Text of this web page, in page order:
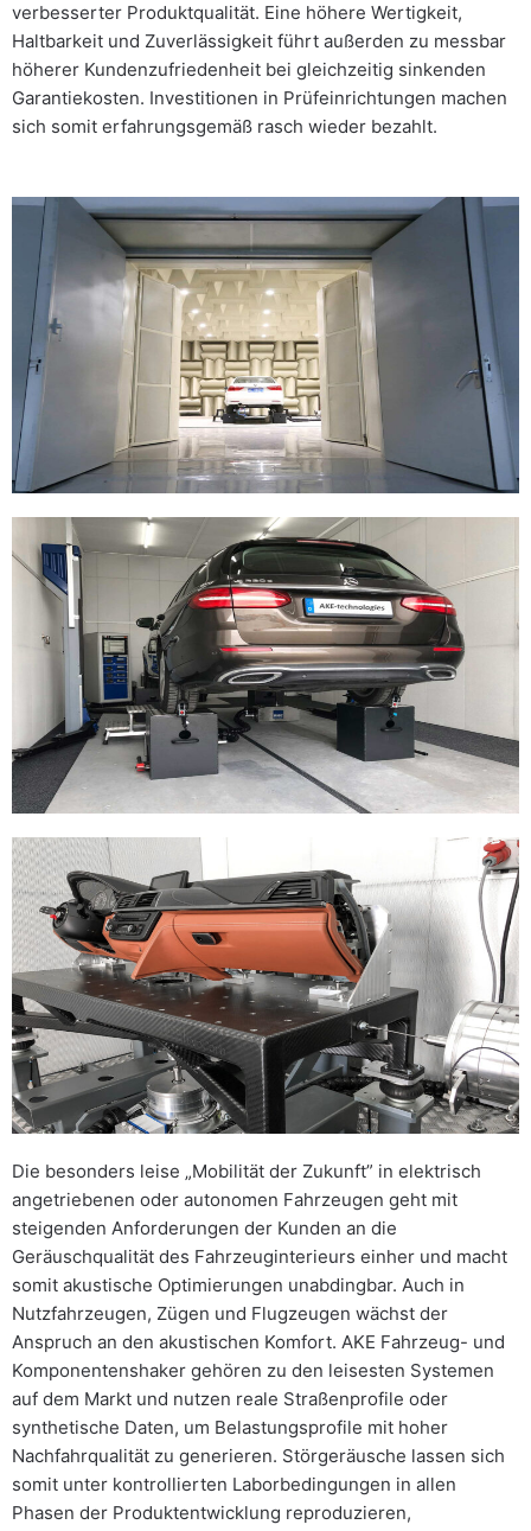
verbesserter Produktqualität. Eine höhere Wertigkeit,
Haltbarkeit und Zuverlässigkeit führt außerden zu messbar
höherer Kundenzufriedenheit bei gleichzeitig sinkenden
Garantiekosten. Investitionen in Prüfeinrichtungen machen
sich somit erfahrungsgemäß rasch wieder bezahlt.
Die besonders leise „Mobilität der Zukunft” in elektrisch
angetriebenen oder autonomen Fahrzeugen geht mit
steigenden Anforderungen der Kunden an die
Geräuschqualität des Fahrzeuginterieurs einher und macht
somit akustische Optimierungen unabdingbar. Auch in
Nutzfahrzeugen, Zügen und Flugzeugen wächst der
Anspruch an den akustischen Komfort. AKE Fahrzeug- und
Komponentenshaker gehören zu den leisesten Systemen
auf dem Markt und nutzen reale Straßenprofile oder
synthetische Daten, um Belastungsprofile mit hoher
Nachfahrqualität zu generieren. Störgeräusche lassen sich
somit unter kontrollierten Laborbedingungen in allen
Phasen der Produktentwicklung reproduzieren,